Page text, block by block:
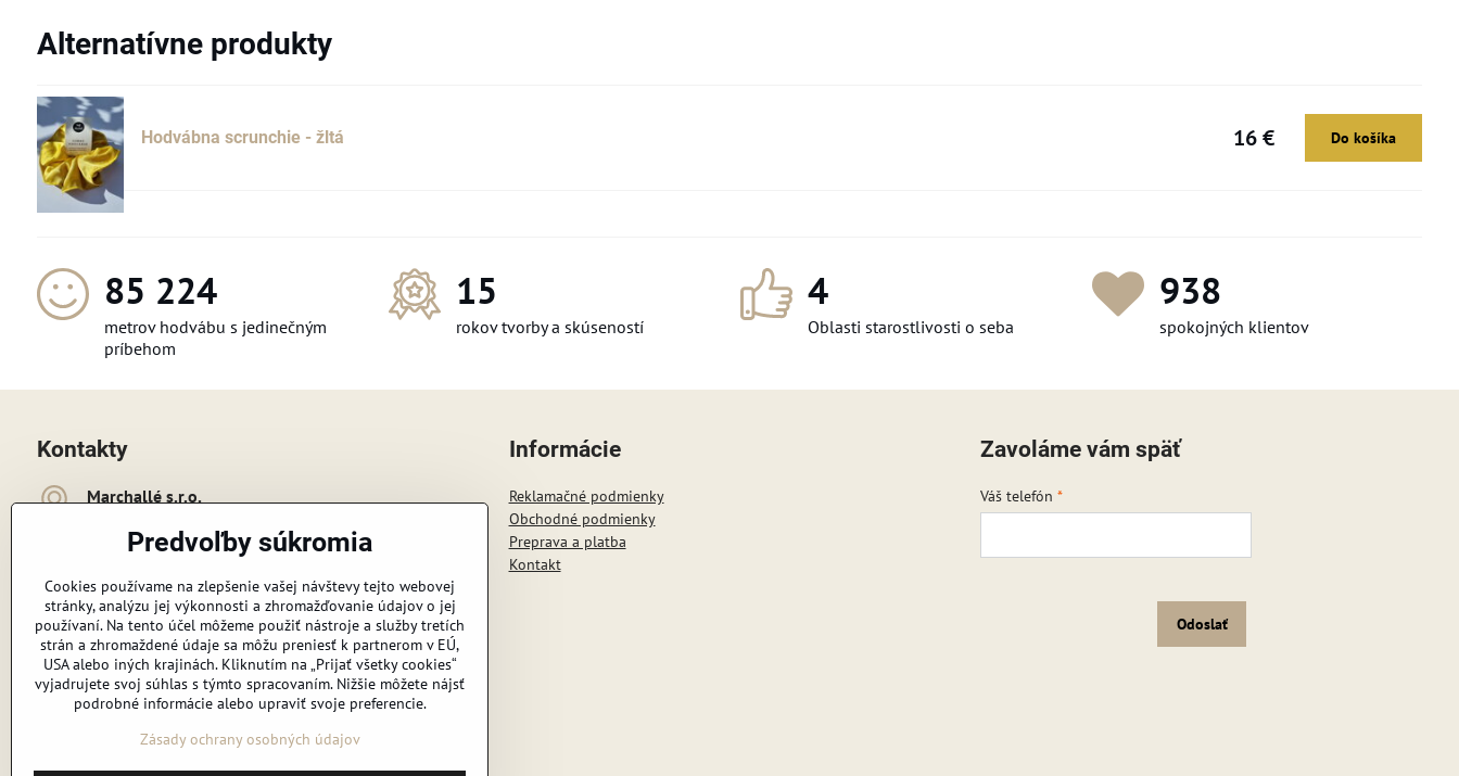
Alternatívne produkty
Hodvábna scrunchie - žltá 16 € Do košíka
106 848
metrov hodvábu s jedinečným
príbehom
15
rokov tvorby a skúseností
4
Oblasti starostlivosti o seba
1 176
spokojných klientov
Kontakty
Marchallé s​​.r​​.o​​.
926 01 Sereď
+421 948 091 718
erutov​@gmail​.com
Sledujte nás:
tiktok Instagram Youtube
Informácie
Reklamačné podmienky
Obchodné podmienky
Preprava a platba
Kontakt
Zavoláme vám späť
Váš telefón*
Odoslať
Predvoľby súkromia
Cookies používame na zlepšenie vašej návštevy tejto webovej
stránky, analýzu jej výkonnosti a zhromažďovanie údajov o jej
používaní. Na tento účel môžeme použiť nástroje a služby tretích
strán a zhromaždené údaje sa môžu preniesť k partnerom v EÚ,
USA alebo iných krajinách. Kliknutím na „Prijať všetky cookies“
vyjadrujete svoj súhlas s týmto spracovaním. Nižšie môžete nájsť
podrobné informácie alebo upraviť svoje preferencie.
Zásady ochrany osobných údajov